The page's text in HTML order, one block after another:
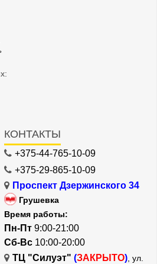
КОНТАКТЫ
+375-44-765-10-09
+375-29-865-10-09
Проспект Дзержинского 34
Грушевка
Время работы:
Пн-Пт 9:00-21:00
Сб-Вс 10:00-20:00
ТЦ "Силуэт" (ЗАКРЫТО), ул.